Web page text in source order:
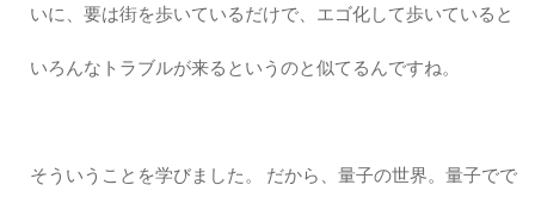
いに、要は街を歩いているだけで、エゴ化して歩いていると
いろんなトラブルが来るというのと似てるんですね。
そういうことを学びました。 だから、量子の世界。量子でで